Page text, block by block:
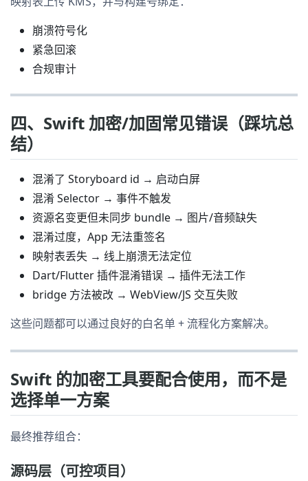
崩溃符号化
紧急回滚
合规审计
四、Swift 加密/加固常见错误（踩坑总
结）
混淆了 Storyboard id → 启动白屏
混淆 Selector → 事件不触发
资源名变更但未同步 bundle → 图片/音频缺失
混淆过度，App 无法重签名
映射表丢失 → 线上崩溃无法定位
Dart/Flutter 插件混淆错误 → 插件无法工作
bridge 方法被改 → WebView/JS 交互失败
这些问题都可以通过良好的白名单 + 流程化方案解决。
Swift 的加密工具要配合使用，而不是
选择单一方案
最终推荐组合：
源码层（可控项目）